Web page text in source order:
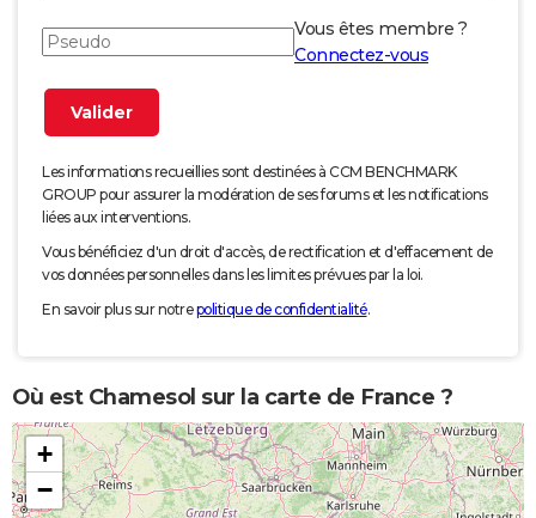
Vous êtes membre ?
Connectez-vous
Les informations recueillies sont destinées à CCM BENCHMARK
GROUP pour assurer la modération de ses forums et les notifications
liées aux interventions.
Vous bénéficiez d'un droit d'accès, de rectification et d'effacement de
vos données personnelles dans les limites prévues par la loi.
En savoir plus sur notrepolitique de confidentialité.
Où est Chamesol sur la carte de France ?
+
−